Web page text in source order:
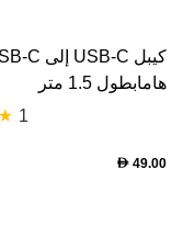
هامابطول 1.5 متر
1
D 49.00